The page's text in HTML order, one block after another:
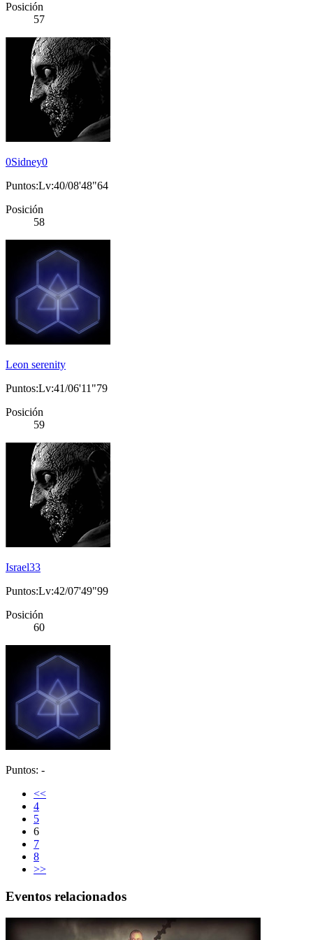
Posición
57
0Sidney0
Puntos:Lv:40/08'48"64
Posición
58
Leon serenity
Puntos:Lv:41/06'11"79
Posición
59
Israel33
Puntos:Lv:42/07'49"99
Posición
60
Puntos: -
<<
4
5
6
7
8
>>
Eventos relacionados